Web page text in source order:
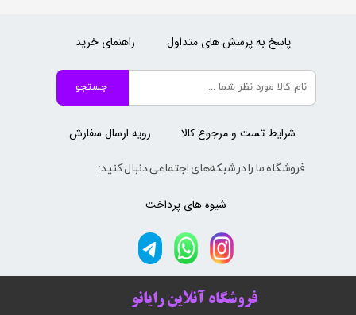
فروشگاه آنلاین رایانو
جستجو
فروشگاه ما را در شبکه‌های اجتماعی دنبال کنید:
رویه ارسال سفارش
راهنمای خرید
شیوه های پرداخت
پاسخ به پرسش های متداول
شرایط تست و مرجوع کالا